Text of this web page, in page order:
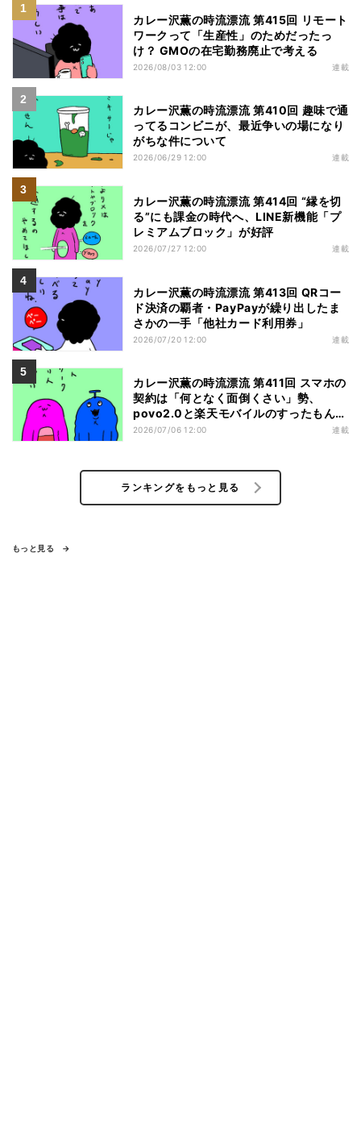
カレー沢薫の時流漂流 第415回 リモート
ワークって「生産性」のためだったっ
け？ GMOの在宅勤務廃止で考える
2026/08/03 12:00 連載
カレー沢薫の時流漂流 第410回 趣味で通
ってるコンビニが、最近争いの場になり
がちな件について
2026/06/29 12:00 連載
カレー沢薫の時流漂流 第414回 “縁を切
る”にも課金の時代へ、LINE新機能「プ
レミアムブロック」が好評
2026/07/27 12:00 連載
カレー沢薫の時流漂流 第413回 QRコー
ド決済の覇者・PayPayが繰り出したま
さかの一手「他社カード利用券」
2026/07/20 12:00 連載
カレー沢薫の時流漂流 第411回 スマホの
契約は「何となく面倒くさい」勢、
povo2.0と楽天モバイルのすったもんだ
を眺める
2026/07/06 12:00 連載
ランキングをもっと見る
もっと見る